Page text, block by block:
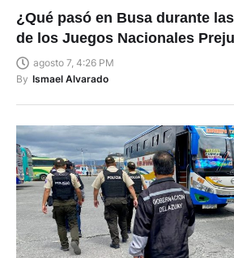
¿Qué pasó en Busa durante
de los Juegos Nacionales
agosto 7, 4:26 PM
By Ismael Alvarado